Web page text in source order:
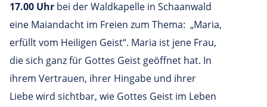
17.00 Uhr bei der Waldkapelle in Schaanwald
eine Maiandacht im Freien zum Thema: „Maria,
erfüllt vom Heiligen Geist“. Maria ist jene Frau,
die sich ganz für Gottes Geist geöffnet hat. In
ihrem Vertrauen, ihrer Hingabe und ihrer
Liebe wird sichtbar, wie Gottes Geist im Leben